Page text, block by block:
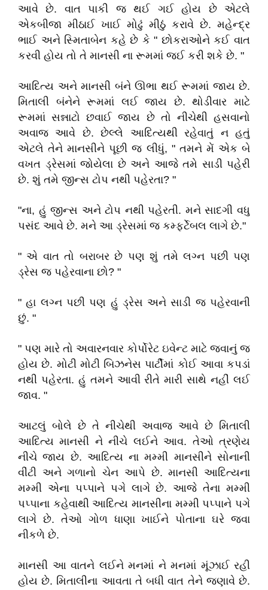
આવે છે. વાત પાકી જ થઈ ગઈ હોય છે એટલે
એકબીજા મીઠાઈ ખાઈ મોઢું મીઠું કરાવે છે. મહેન્દ્ર
ભાઈ અને સ્મિતાબેન કહે છે કે " છોકરાઓને કઈ વાત
કરવી હોય તો તે માનસી ના રૂમમાં જઈ કરી શકે છે. "
આદિત્ય અને માનસી બંને ઊભા થઈ રૂમમાં જાય છે.
મિતાલી બંનેને રૂમમાં લઈ જાય છે. થોડીવાર માટે
રૂમમાં સન્નાટો છવાઈ જાય છે તો નીચેથી હસવાનો
અવાજ આવે છે. છેલ્લે આદિત્યથી રહેવાતું ન હતું
એટલે તેને માનસીને પૂછી જ લીધું, " તમને મેં એક બે
વખત ડ્રેસમાં જોયેલા છે અને આજે તમે સાડી પહેરી
છે. શું તમે જીન્સ ટોપ નથી પહેરતા? "
"ના, હું જીન્સ અને ટોપ નથી પહેરતી. મને સાદગી વધુ
પસંદ આવે છે. મને આ ડ્રેસમાં જ કમ્ફર્ટેબલ લાગે છે."
" એ વાત તો બરાબર છે પણ શું તમે લગ્ન પછી પણ
ડ્રેસ જ પહેરવાના છો? "
" હા લગ્ન પછી પણ હું ડ્રેસ અને સાડી જ પહેરવાની
છું. "
" પણ મારે તો અવારનવાર કોર્પોરેટ ઇવેન્ટ માટે જવાનું જ
હોય છે. મોટી મોટી બિઝનેસ પાર્ટીમાં કોઈ આવા કપડાં
નથી પહેરતા. હું તમને આવી રીતે મારી સાથે નહીં લઈ
જાવ. "
આટલું બોલે છે તે નીચેથી અવાજ આવે છે મિતાલી
આદિત્ય માનસી ને નીચે લઈને આવ. તેઓ ત્રણેય
નીચે જાય છે. આદિત્ય ના મમ્મી માનસીને સોનાની
વીંટી અને ગળાનો ચેન આપે છે. માનસી આદિત્યના
મમ્મી એના પપ્પાને પગે લાગે છે. આજે તેના મમ્મી
પપ્પાના કહેવાથી આદિત્ય માનસીના મમ્મી પપ્પાને પગે
લાગે છે. તેઓ ગોળ ધાણા ખાઈને પોતાના ઘરે જવા
નીકળે છે.
માનસી આ વાતને લઈને મનમાં ને મનમાં મૂંઝાઈ રહી
હોય છે. મિતાલીના આવતા તે બધી વાત તેને જણાવે છે.